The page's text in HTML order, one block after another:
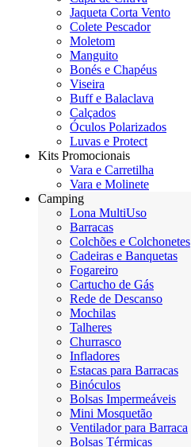
Jaqueta Corta Vento
Colete Pescador
Moletom
Manguito
Bonés e Chapéus
Viseira
Buff e Balaclava
Calçados
Óculos Polarizados
Luvas e Protect
Kits Promocionais
Vara e Carretilha
Vara e Molinete
Camping
Lona MultiUso
Barracas
Colchões e Colchonetes
Cadeiras e Banquetas
Fogareiro
Cartucho de Gás
Rede de Descanso
Mochilas
Talheres
Churrasco
Infladores
Estacas para Barracas
Binóculos
Bolsas Impermeáveis
Mini Mosquetão
Ventilador para Barraca
Bolsas Térmicas